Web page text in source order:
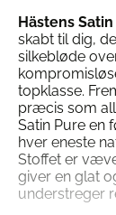
Hästens
skabt til dig,
silkebløde
topklasse.
præcis som
Satin Pure en
hver eneste
Stoffet er
giver en glat
understreger